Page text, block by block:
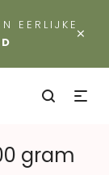
×
EERLIJKE
gram